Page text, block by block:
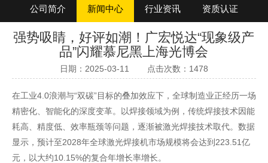
公司简介 新闻中心 行业资讯 资质认证
加入我们
强势吸睛，好评如潮！广宏悦达“现象级产
品”闪耀慕尼黑上海光博会
日期：2025-03-11 点击次数：1478
在工业4.0浪潮与“双碳”目标的叠加效应下，全球制造业正经历一场
精密化、智能化的深度变革。以焊接领域为例，传统焊接技术因能
耗高、精度低、效率瓶颈等问题，逐渐被激光焊接技术取代。数据
显示，预计至2028年全球激光焊接机市场规模将会达到223.51亿
元，以大约10.15%的复合年增长率增长。